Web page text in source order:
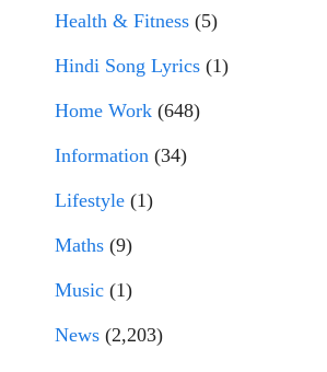
Health & Fitness (5)
Hindi Song Lyrics (1)
Home Work (648)
Information (34)
Lifestyle (1)
Maths (9)
Music (1)
News (2,203)